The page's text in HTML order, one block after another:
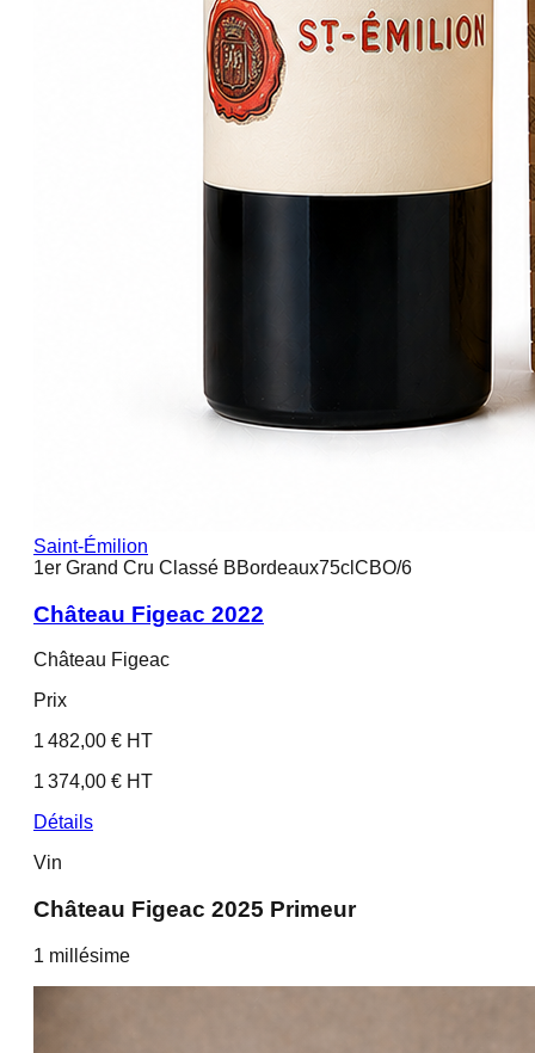
Saint-Émilion
1er Grand Cru Classé BBordeaux75cl CBO/6
Château Figeac 2022
Château Figeac
Prix
1 482,00 € HT
1 374,00 € HT
Détails
Vin
Château Figeac 2025 Primeur
1 millésime